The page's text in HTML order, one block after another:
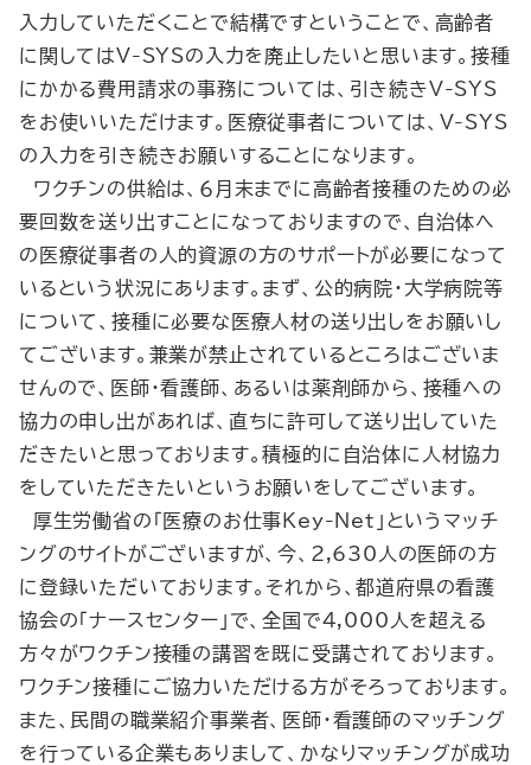
入力していただくことで結構ですということで、高齢者
に関してはV-SYSの入力を廃止したいと思います。接種
にかかる費用請求の事務については、引き続きV-SYS
をお使いいただけます。医療従事者については、V-SYS
の入力を引き続きお願いすることになります。
ワクチンの供給は、６月末までに高齢者接種のための必
要回数を送り出すことになっておりますので、自治体へ
の医療従事者の人的資源の方のサポートが必要になって
いるという状況にあります。まず、公的病院・大学病院等
について、接種に必要な医療人材の送り出しをお願いし
てございます。兼業が禁止されているところはございま
せんので、医師・看護師、あるいは薬剤師から、接種への
協力の申し出があれば、直ちに許可して送り出していた
だきたいと思っております。積極的に自治体に人材協力
をしていただきたいというお願いをしてございます。
厚生労働省の「医療のお仕事Key-Net」というマッチ
ングのサイトがございますが、今、2,630人の医師の方
に登録いただいております。それから、都道府県の看護
協会の「ナースセンター」で、全国で4,000人を超える
方々がワクチン接種の講習を既に受講されております。
ワクチン接種にご協力いただける方がそろっております。
また、民間の職業紹介事業者、医師・看護師のマッチング
を行っている企業もありまして、かなりマッチングが成功